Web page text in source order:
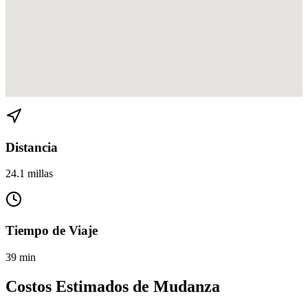
Distancia
24.1 millas
Tiempo de Viaje
39 min
Costos Estimados de Mudanza